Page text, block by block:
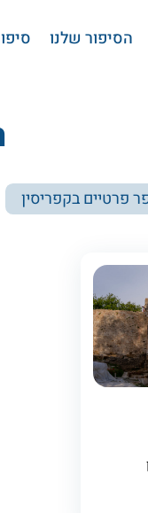
הסיפור שלנו
פרטיים בקפריסין